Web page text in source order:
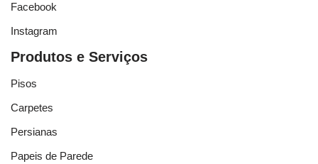
Facebook
Instagram
Produtos e Serviços
Pisos
Carpetes
Persianas
Papeis de Parede